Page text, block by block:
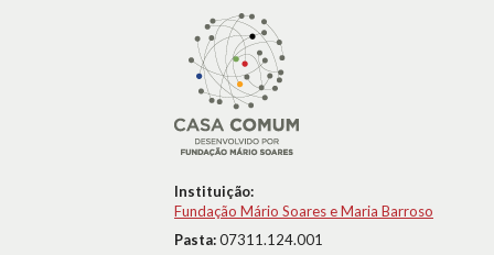
Instituição:
Fundação Mário Soares e Maria Barroso
Pasta:07311.124.001